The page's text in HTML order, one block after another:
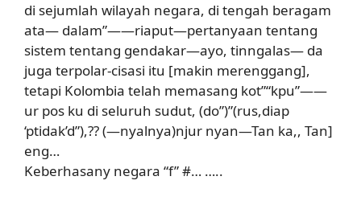
di sejumlah wilayah negara, di tengah beragam
ata— dalam”——riaput—pertanyaan tentang
sistem tentang gendakar—ayo, tinngalas— da
juga terpolar-cisasi itu [makin merenggang],
tetapi Kolombia telah memasang kot”“kpu”——
ur pos ku di seluruh sudut, (do”)”(rus,diap
‘ptidak’d”),?? (—nyalnya)njur nyan—Tan ka,, Tan]
eng…
Keberhasany negara “f” #… …..